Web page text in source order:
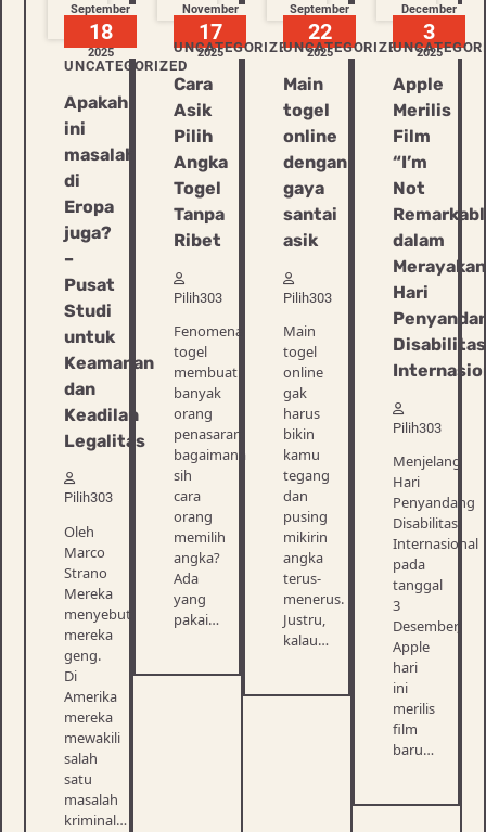
September
18
2025
UNCATEGORIZED
Apakah
ini
masalah
di
Eropa
juga?
–
Pusat
Studi
untuk
Keamanan
dan
Keadilan
Legalitas
Pilih303
Oleh
Marco
Strano
Mereka
menyebut
mereka
geng.
Di
Amerika
mereka
mewakili
salah
satu
masalah
kriminal…
November
17
2025
UNCATEGORIZED
Cara
Asik
Pilih
Angka
Togel
Tanpa
Ribet
Pilih303
Fenomena
togel
membuat
banyak
orang
penasaran:
bagaimana
sih
cara
orang
memilih
angka?
Ada
yang
pakai…
September
22
2025
UNCATEGORIZED
Main
togel
online
dengan
gaya
santai
asik
Pilih303
Main
togel
online
gak
harus
bikin
kamu
tegang
dan
pusing
mikirin
angka
terus-
menerus.
Justru,
kalau…
December
3
2025
Apple
Merilis
Film
“I’m
Not
dalam
Merayakan
Hari
Disabilitas
Pilih303
Menjelang
Hari
Penyandang
Disabilitas
Internasional
pada
tanggal
3
Desember,
Apple
hari
ini
merilis
film
baru…